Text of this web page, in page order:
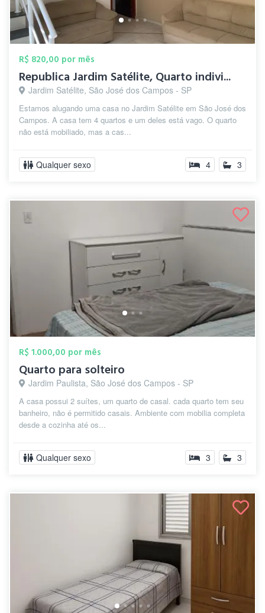
R$ 820,00 por mês
Republica Jardim Satélite, Quarto indivi...
Jardim Satélite, São José dos Campos - SP
Estamos alugando uma casa no Jardim Satélite em São José dos
Campos. A casa tem 4 quartos e um deles está vago. O quarto
não está mobiliado, mas a cas...
Qualquer sexo 4 3
R$ 1.000,00 por mês
Quarto para solteiro
Jardim Paulista, São José dos Campos - SP
A casa possui 2 suítes, um quarto de casal. cada quarto tem seu
banheiro, não é permitido casais. Ambiente com mobilia completa
desde a cozinha até os...
Qualquer sexo 3 3